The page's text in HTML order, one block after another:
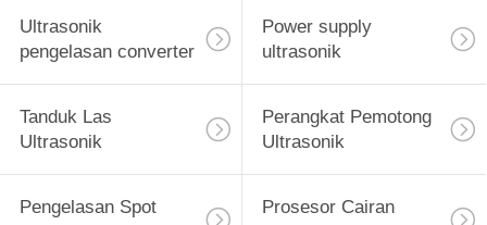
Ultrasonik
pengelasan converter
Power supply
ultrasonik
Tanduk Las
Ultrasonik
Perangkat Pemotong
Ultrasonik
Pengelasan Spot
Prosesor Cairan